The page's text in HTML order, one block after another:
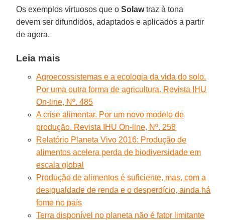
Os exemplos virtuosos que oSolawtraz à tona
devem ser difundidos, adaptados e aplicados a partir
de agora.
Leia mais
Agroecossistemas e a ecologia da vida do solo.
Por uma outra forma de agricultura. Revista IHU
On-line, Nº. 485
A crise alimentar. Por um novo modelo de
produção. Revista IHU On-line, Nº. 258
Relatório Planeta Vivo 2016: Produção de
alimentos acelera perda de biodiversidade em
escala global
Produção de alimentos é suficiente, mas, com a
desigualdade de renda e o desperdício, ainda há
fome no país
Terra disponível no planeta não é fator limitante